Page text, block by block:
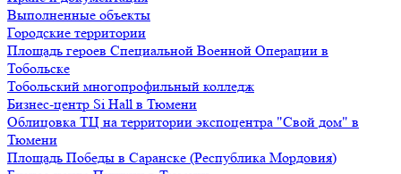
Выполненные объекты
Городские территории
Площадь героев Специальной Военной Операции в
Тобольске
Тобольский многопрофильный колледж
Бизнес-центр Si Hall в Тюмени
Облицовка ТЦ на территории экспоцентра "Свой дом" в
Тюмени
Площадь Победы в Саранске (Республика Мордовия)